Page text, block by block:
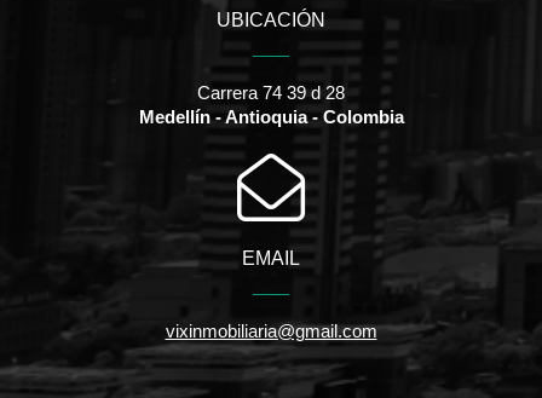
UBICACIÓN
Carrera 74 39 d 28
Medellín - Antioquia - Colombia
EMAIL
vixinmobiliaria@gmail.com